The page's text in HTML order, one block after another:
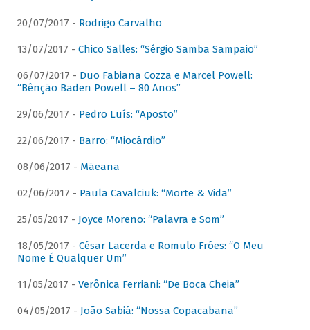
20/07/2017 - Rodrigo Carvalho
13/07/2017 - Chico Salles: “Sérgio Samba Sampaio”
06/07/2017 - Duo Fabiana Cozza e Marcel Powell:
“Bênção Baden Powell – 80 Anos”
29/06/2017 - Pedro Luís: “Aposto”
22/06/2017 - Barro: “Miocárdio”
08/06/2017 - Mãeana
02/06/2017 - Paula Cavalciuk: “Morte & Vida”
25/05/2017 - Joyce Moreno: “Palavra e Som”
18/05/2017 - César Lacerda e Romulo Fróes: “O Meu
Nome É Qualquer Um”
11/05/2017 - Verônica Ferriani: “De Boca Cheia”
04/05/2017 - João Sabiá: “Nossa Copacabana”